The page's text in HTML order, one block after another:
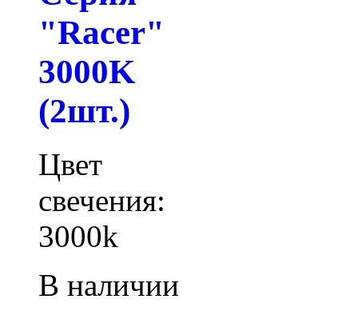
"Racer"
3000K
(2шт.)
Цвет
свечения:
3000k
В наличии